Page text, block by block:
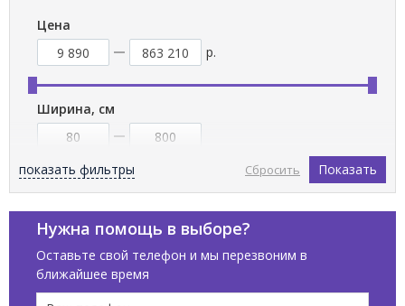
Цена
р.
Ширина, см
Высота, см
Показать
Сбросить
показать фильтры
Нужна помощь в выборе?
Оставьте свой телефон и мы перезвоним в
ближайшее время